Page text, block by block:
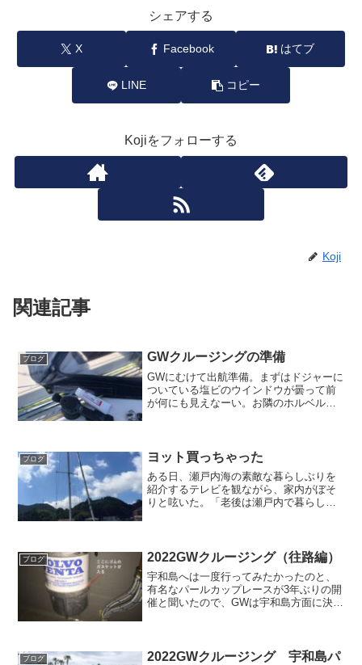
シェアする
X Facebook はてブ
LINE コピー
Kojiをフォローする
Koji
関連記事
ブログ GWクルージングの準備
GWにむけて出航準備。まずはドジャーに
ついている塩ビのウインドウが曇って前
が何にも見えなーい。お隣のホルベルグ
方ないので、先日教えて...
ブログ ヨット買っちゃった
ある日、瀬戸内海の素敵な暮らしぶりを
紹介するテレビを観ながら、家内がぼそ
りと呟いた。「老後は瀬戸内で暮らした
のこととして、「あんた、老...
ブログ 2022GWクルージング（往路編）
宇和島へは一度行ってみたかったのと、
有名なパールカップレースが3年ぶりの開
催と聞いたので、GWは宇和島方面に決め
から上がらない...
ブログ
2022GWクルージング 宇和島パ